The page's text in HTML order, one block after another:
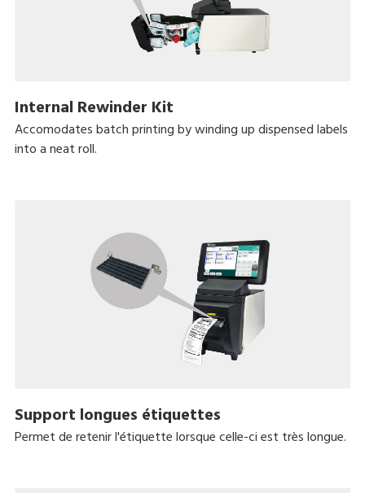
Internal Rewinder Kit
Accomodates batch printing by winding up dispensed labels
into a neat roll.
Support longues étiquettes
Permet de retenir l'étiquette lorsque celle-ci est très longue.